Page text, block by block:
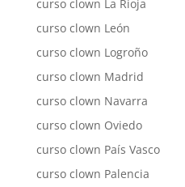
curso clown La Rioja
curso clown León
curso clown Logroño
curso clown Madrid
curso clown Navarra
curso clown Oviedo
curso clown País Vasco
curso clown Palencia